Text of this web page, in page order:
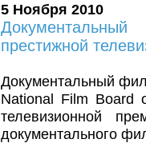
5 Ноября 2010
престижной
Документальный
National Film Board
телевизионной
документального